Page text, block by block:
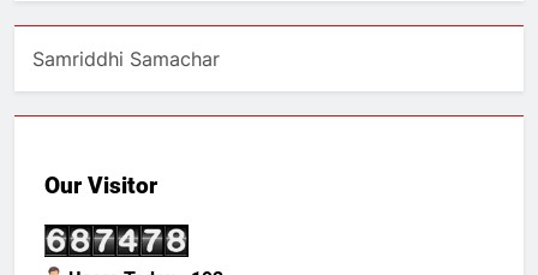
Samriddhi Samachar
Our Visitor